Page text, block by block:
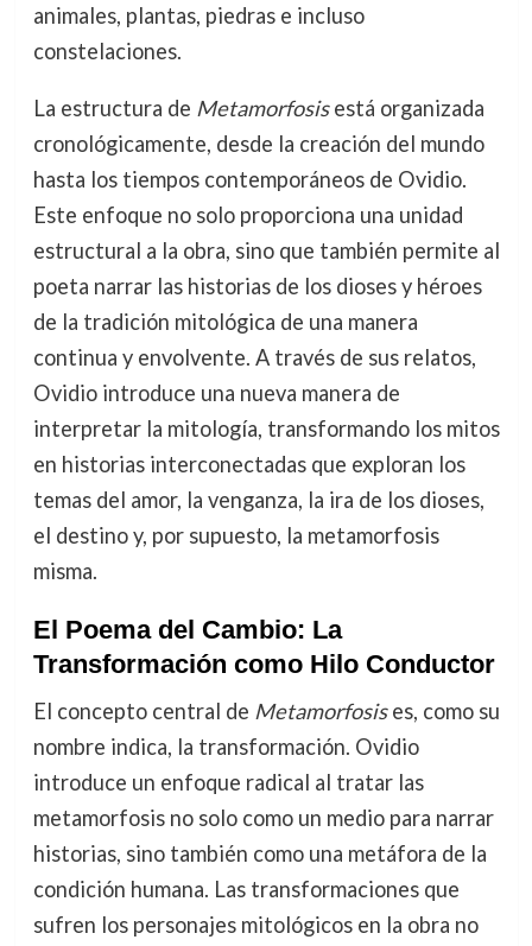
animales, plantas, piedras e incluso
constelaciones.
La estructura de Metamorfosisestá organizada
cronológicamente, desde la creación del mundo
hasta los tiempos contemporáneos de Ovidio.
Este enfoque no solo proporciona una unidad
estructural a la obra, sino que también permite al
poeta narrar las historias de los dioses y héroes
de la tradición mitológica de una manera
continua y envolvente. A través de sus relatos,
Ovidio introduce una nueva manera de
interpretar la mitología, transformando los mitos
en historias interconectadas que exploran los
temas del amor, la venganza, la ira de los dioses,
el destino y, por supuesto, la metamorfosis
misma.
El Poema del Cambio: La
Transformación como Hilo Conductor
El concepto central de Metamorfosises, como su
nombre indica, la transformación. Ovidio
introduce un enfoque radical al tratar las
metamorfosis no solo como un medio para narrar
historias, sino también como una metáfora de la
condición humana. Las transformaciones que
sufren los personajes mitológicos en la obra no